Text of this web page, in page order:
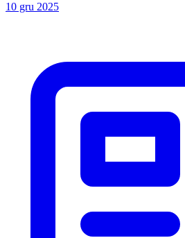
10 gru 2025